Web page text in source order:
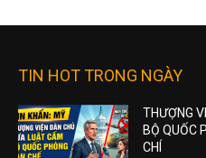
TIN HOT TRONG NGÀY
THƯỢNG
BỘ QUỐC
CHÍ